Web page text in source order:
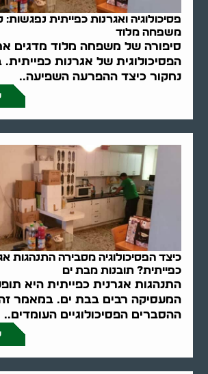
פסיכולוגיה ואגרנות כפייתית
משפחה מלוד
סיפורה של משפחה מלוד מדגים
הפסיכולוגית של אגרנות
נחקור כיצד ההפרעה השפיעה..
כיצד הפסיכולוגיה מסבירה התנהגות
כפייתית? תובנות מבת ים
התנהגות אגרנית כפייתית היא
המעסיקה רבים בבת ים. במאמר
ההסברים הפסיכולוגיים העומדים..